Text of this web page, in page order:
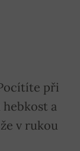
při
a
v rukou